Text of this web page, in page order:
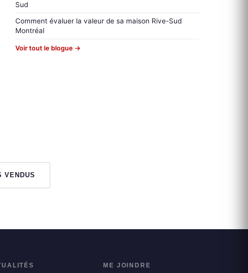
Sud
Comment évaluer la valeur de sa maison Rive-Sud
Montréal
Voir tout le blogue →
VENDUS
ME JOINDRE